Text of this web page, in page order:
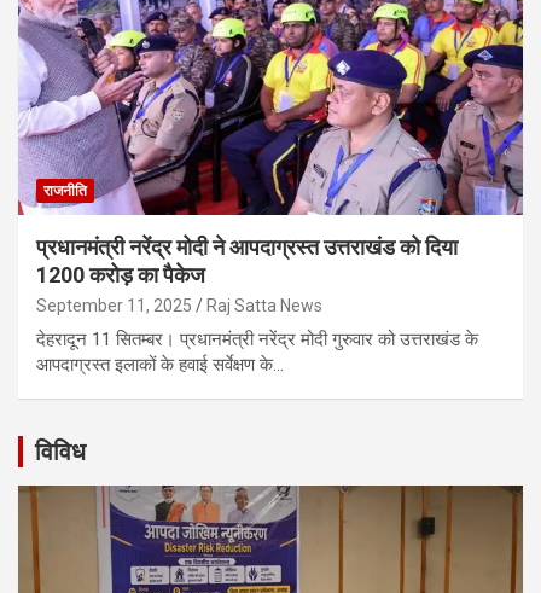
राजनीति
प्रधानमंत्री नरेंद्र मोदी ने आपदाग्रस्त उत्तराखंड को दिया
1200 करोड़ का पैकेज
September 11, 2025 Raj Satta News
देहरादून 11 सितम्बर। प्रधानमंत्री नरेंद्र मोदी गुरुवार को उत्तराखंड के
आपदाग्रस्त इलाकों के हवाई सर्वेक्षण के…
विविध